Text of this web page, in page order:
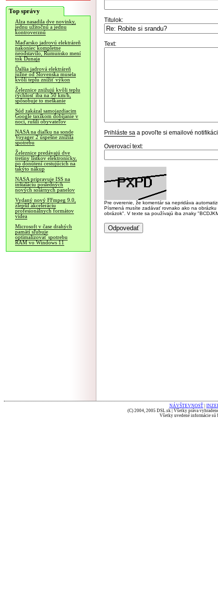
Top správy
Alza nasadila dve novinky,
jednu užitočnú a jednu
kontroverznú
Maďarsko jadrovú elektráreň
nakoniec kompletne
neodstavilo, Rumunsko mení
tok Dunaja
Ďalšia jadrová elektráreň
južne od Slovenska musela
kvôli teplu znížiť výkon
Železnice znižujú kvôli teplu
rýchlosť iba na 50 km/h,
spôsobuje to meškanie
Súd zakázal samojazdiacim
Google taxíkom dobíjanie v
noci, rušili obyvateľov
NASA na diaľku na sonde
Voyager 2 úspešne znížila
spotrebu
Železnice predávajú dve
tretiny lístkov elektronicky,
po donútení cestujúcich na
takýto nákup
NASA pripravuje ISS na
inštaláciu posledných
nových solárnych panelov
Vydaný nový FFmpeg 9.0,
zlepšil akceleráciu
profesionálnych formátov
videa
Microsoft v čase drahých
pamätí sľubuje
optimalizovať spotrebu
RAM vo Windows 11
Titulok:
Text:
Prihláste sa a povoľte si emailové
Overovací text:
Pre overenie, že komentár sa nepridáva
Písmená musíte zadávať rovnako ako na
obrázok". V texte sa používajú iba znaky
NÁVŠTEVNOSŤ
(C) 2004, 2005 DSL.sk | Všetky práva
Všetky uvedené informácie sú